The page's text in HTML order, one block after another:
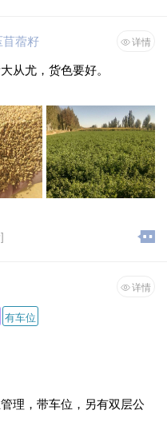
蓿籽 详情
从尤，货色要好。
详情
有车位
理，带车位，另有双层公